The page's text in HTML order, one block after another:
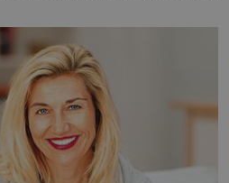
poznáváním památek ve
termálním